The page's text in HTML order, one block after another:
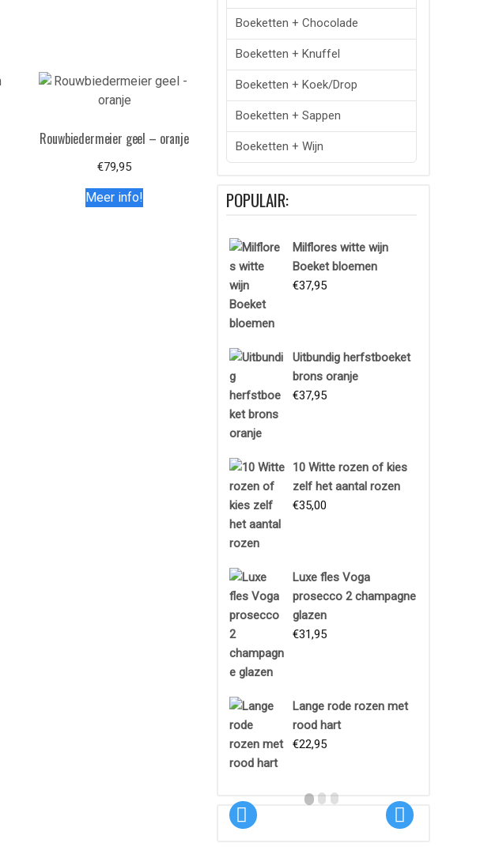
Rouwbiedermeier geel – oranje
€79,95
Meer info!
Boeketten + Chocolade
Boeketten + Knuffel
Boeketten + Koek/drop
Boeketten + Sappen
Boeketten + Wijn
POPULAIR:
Milflores witte wijn
Boeket bloemen
€37,95
Uitbundig herfstboeket
brons oranje
€37,95
10 Witte rozen of kies
zelf het aantal rozen
€35,00
Luxe fles Voga
prosecco 2 champagne
glazen
€31,95
Lange rode rozen met
rood hart
€22,95
Boeket
Proeftuin